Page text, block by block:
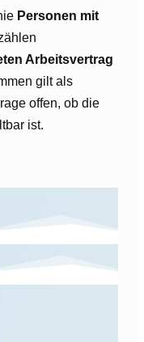
Personen mit
Arbeitsvertrag
gilt als
offen, ob die
ist.